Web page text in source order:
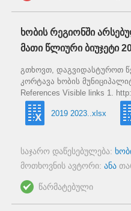
ხობის რეგიონში
მათი წლიური ბიუჯეტი
გთხოვთ, დაგვიდასტუროთ
კორტავა ხობის
References Visible links 1.
2019 2023..xlsx
საჯარო დაწესებულება:
მოთხოვნის ავტორი: ანა
წარმატებული